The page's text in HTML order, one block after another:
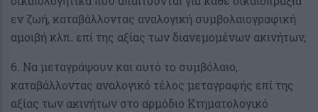
εν ζωή, καταβάλλοντας αναλογική συμβολαιογραφική
αμοιβή κλπ. επί της αξίας των διανεμομένων ακινήτων,
6. Να μεταγράψουν και αυτό το συμβόλαιο,
καταβάλλοντας αναλογικό τέλος μεταγραφής επί της
αξίας των ακινήτων στο αρμόδιο Κτηματολογικό